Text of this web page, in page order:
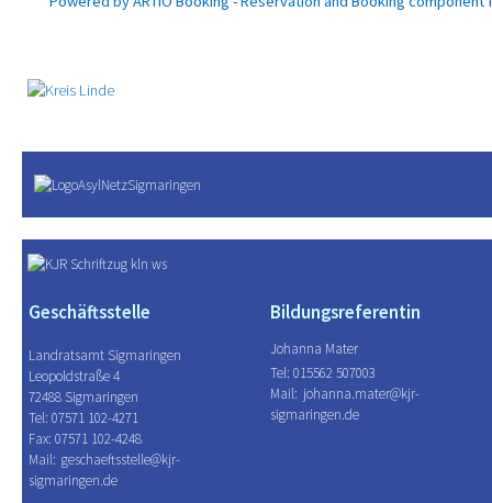
Geschäftsstelle Bildungsreferentin
Landratsamt Sigmaringen
Leopoldstraße 4
72488 Sigmaringen
Tel: 07571 102-4271
Fax: 07571 102-4248
Mail: geschaeftsstelle@kjr-
sigmaringen.de
Johanna Mater
Tel: 015562 507003
Mail: johanna.mater@kjr-
sigmaringen.de